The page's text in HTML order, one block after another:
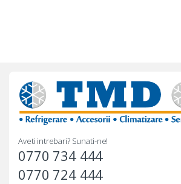
Aveti intrebari? Sunati-ne!
0770 734 444
0770 724 444